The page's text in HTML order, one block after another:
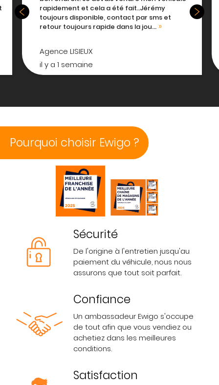
Pourquoi choisir Ewigo ?
Sécurité
De l'origine à l'entretien jusqu'au
paiement du véhicule, nous nous
assurons que tout soit parfait.
Confiance
Un ambassadeur Ewigo s'occupe
de tout afin que vous vendiez ou
achetiez dans les meilleures
conditions.
Satisfaction
vendre notre voiture rapidement et dans les
prix demandés. Ce fut une vente très
confortable pour nous car il s’est...
Agence LISIEUX
il y a 1 semaine